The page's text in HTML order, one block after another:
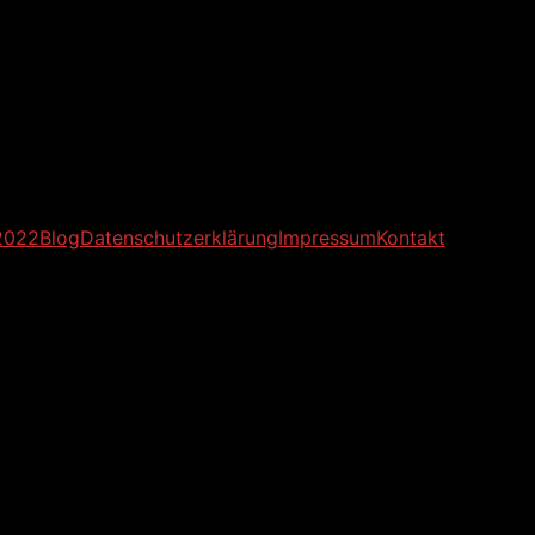
BlogDatenschutzerklärungImpressumKontakt